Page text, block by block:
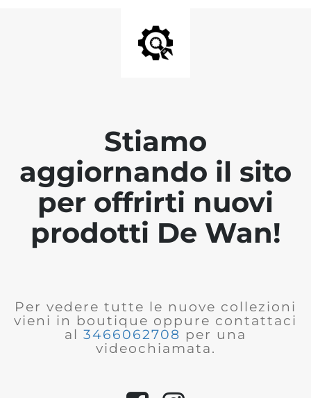
Stiamo
aggiornando il sito
per offrirti nuovi
prodotti De Wan!
Per vedere tutte le nuove collezioni
vieni in boutique oppure contattaci
al 3466062708 per una
videochiamata.